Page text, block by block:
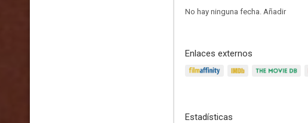
No hay ninguna fecha. Añadir
Enlaces externos
Estadísticas